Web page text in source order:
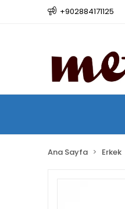
+902884171125
Ana Sayfa Erkek